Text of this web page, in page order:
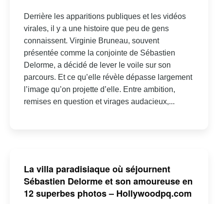
Derrière les apparitions publiques et les vidéos
virales, il y a une histoire que peu de gens
connaissent. Virginie Bruneau, souvent
présentée comme la conjointe de Sébastien
Delorme, a décidé de lever le voile sur son
parcours. Et ce qu’elle révèle dépasse largement
l’image qu’on projette d’elle. Entre ambition,
remises en question et virages audacieux,...
La villa paradisiaque où séjournent
Sébastien Delorme et son amoureuse en
12 superbes photos – Hollywoodpq.com